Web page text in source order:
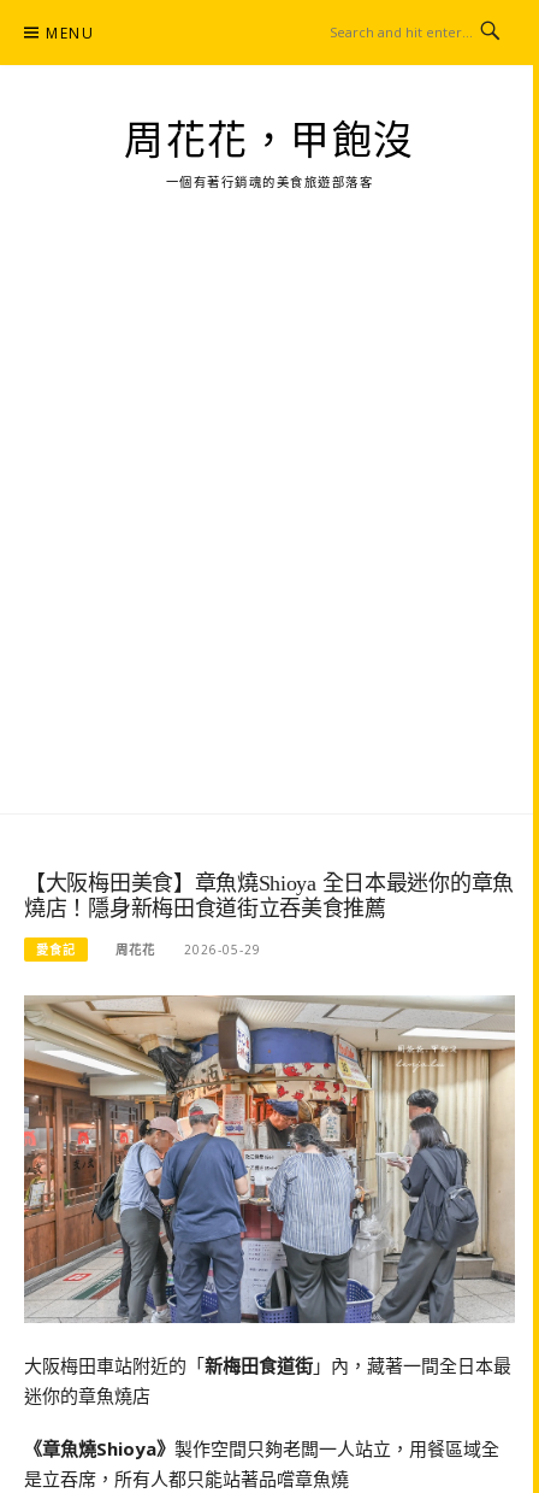
content
MENU
周花花，甲飽沒
一個有著行銷魂的美食旅遊部落客
【大阪梅田美食】章魚燒Shioya 全日本最迷你的章魚
燒店！隱身新梅田食道街立吞美食推薦
愛食記 周花花 2026-05-29
大阪梅田車站附近的「新梅田食道街 」內，藏著一間全日本最
迷你的章魚燒店
《章魚燒Shioya》 製作空間只夠老闆一人站立，用餐區域全
是立吞席，所有人都只能站著品嚐章魚燒